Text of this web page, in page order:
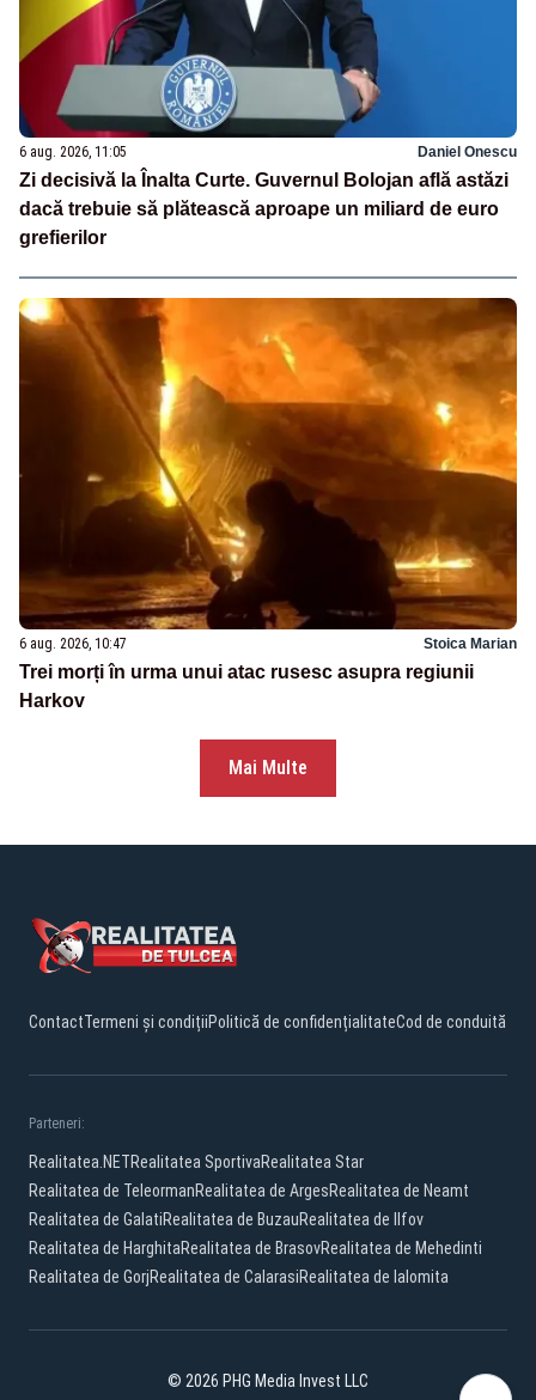
6 aug. 2026, 11:05 Daniel Onescu
Zi decisivă la Înalta Curte. Guvernul Bolojan află astăzi
dacă trebuie să plătească aproape un miliard de euro
grefierilor
6 aug. 2026, 10:47 Stoica Marian
Trei morți în urma unui atac rusesc asupra regiunii
Harkov
Mai Multe
ContactTermeni și condițiiPolitică de confidențialitateCod de conduită
Parteneri:
Realitatea.NETRealitatea SportivaRealitatea Star
Realitatea de TeleormanRealitatea de ArgesRealitatea de Neamt
Realitatea de GalatiRealitatea de BuzauRealitatea de Ilfov
Realitatea de HarghitaRealitatea de BrasovRealitatea de Mehedinti
Realitatea de GorjRealitatea de CalarasiRealitatea de Ialomita
© 2026 PHG Media Invest LLC